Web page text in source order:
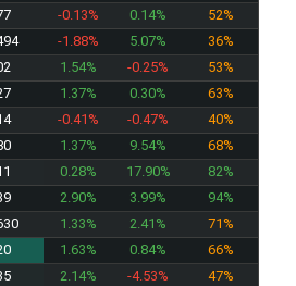
-0.13% 0.14%
52%
-1.88% 5.07%
36%
1.54% -0.25%
53%
1.37% 0.30%
63%
-0.41% -0.47%
40%
1.37% 9.54%
68%
0.28% 17.90%
82%
2.90% 3.99%
94%
1.33% 2.41%
71%
1.63% 0.84%
66%
2.14% -4.53%
47%